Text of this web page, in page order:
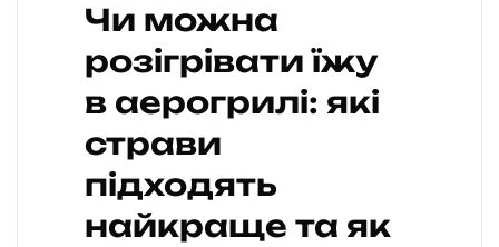
Чи можна
розігрівати їжу
в аерогрилі: які
страви
підходять
найкраще та як